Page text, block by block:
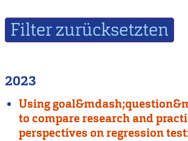
2023
Using
to compare research and
perspectives on regression